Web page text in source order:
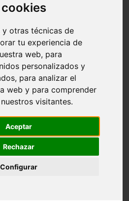
y otras técnicas de
tu experiencia de
web, para
personalizados y
para analizar el
web y para comprender
visitantes.
Aceptar
Rechazar
Configurar
mar
del-vallès
la-geltrú
de-sa-talaia